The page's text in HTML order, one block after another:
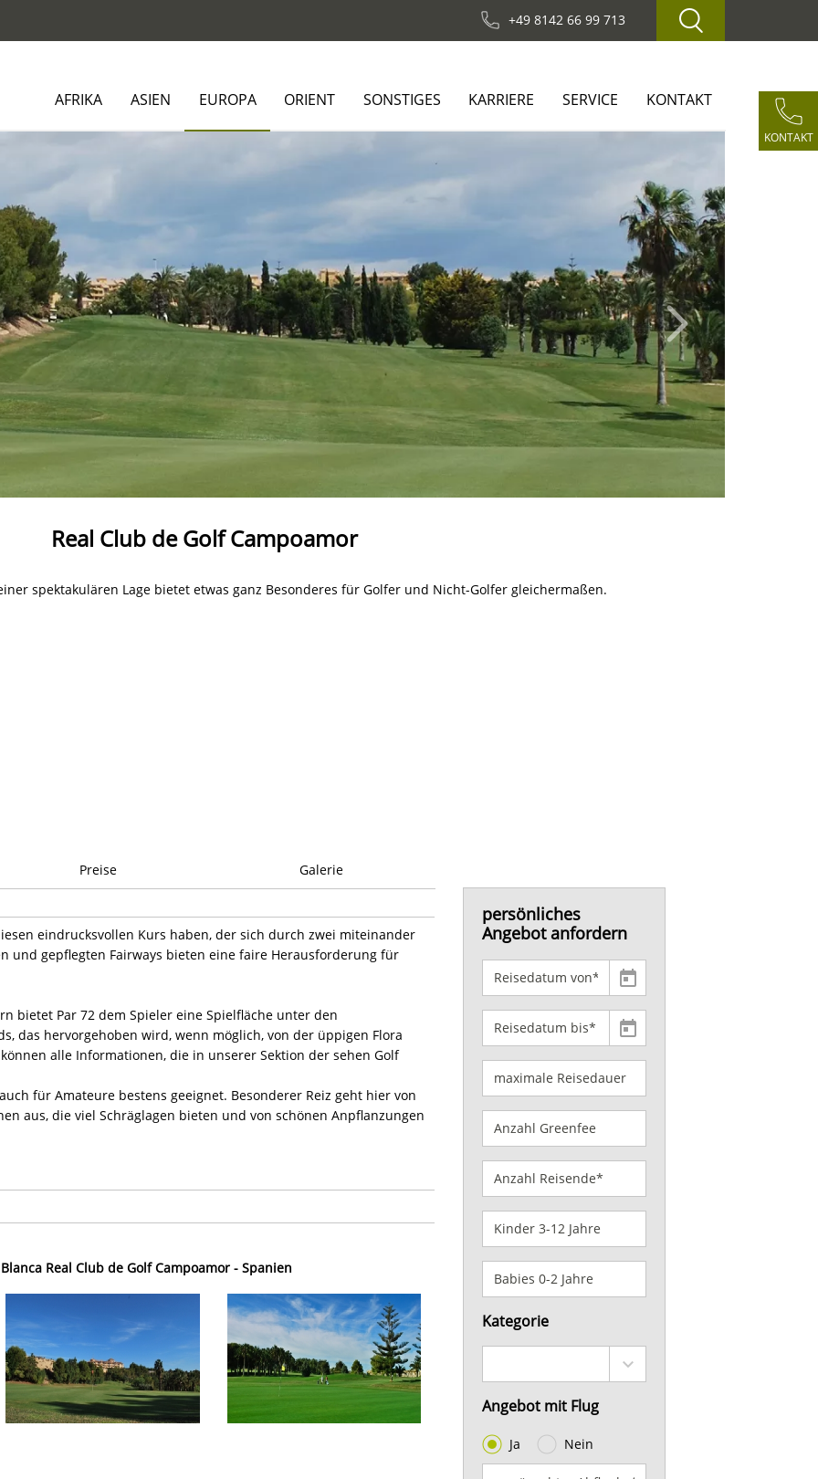
+49 8142 66 99 713
KONTAKT
AFRIKA ASIEN EUROPA ORIENT SONSTIGES KARRIERE SERVICE KONTAKT
Real Club de Golf Campoamor
spektakulären Lage bietet etwas ganz Besonderes für Golfer und Nicht-Golfer gleichermaßen.
Preise Galerie
eindrucksvollen Kurs haben, der sich durch zwei miteinander
und gepflegten Fairways bieten eine faire Herausforderung für
bietet Par 72 dem Spieler eine Spielfläche unter den
das hervorgehoben wird, wenn möglich, von der üppigen Flora
alle Informationen, die in unserer Sektion der sehen Golf
für Amateure bestens geeignet. Besonderer Reiz geht hier von
aus, die viel Schräglagen bieten und von schönen Anpflanzungen
Real Club de Golf Campoamor - Spanien
persönliches
Angebot anfordern
Kategorie
Angebot mit Flug
Ja Nein